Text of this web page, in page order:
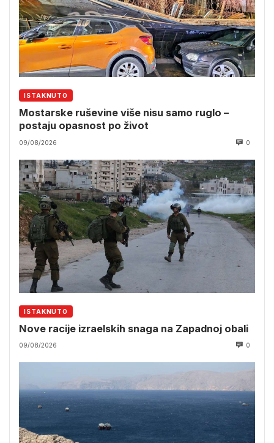
ISTAKNUTO
Mostarske ruševine više nisu samo ruglo –
postaju opasnost po život
09/08/2026 0
ISTAKNUTO
Nove racije izraelskih snaga na Zapadnoj obali
09/08/2026 0